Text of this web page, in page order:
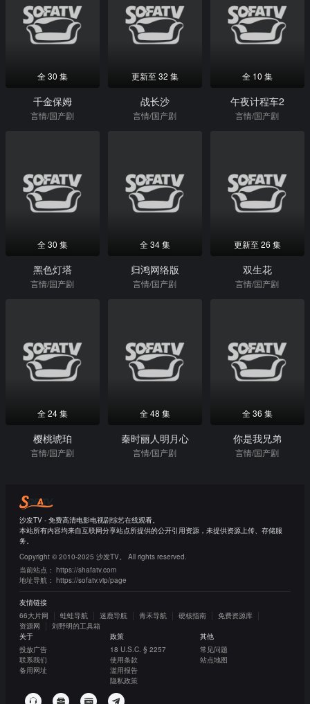
全 30 集
千金保姆
言情/国产剧
更新至 32 集
战长沙
言情/国产剧
全 10 集
午夜计程车2
言情/国产剧
全 30 集
黑色灯塔
言情/国产剧
全 34 集
归鸿网络版
言情/国产剧
更新至 26 集
双生花
言情/国产剧
全 24 集
樱桃琥珀
言情/国产剧
全 48 集
秦时丽人明月心
言情/国产剧
全 36 集
你是我兄弟
言情/国产剧
沙发TV - 免费高清电影电视剧综艺在线观看。
本站所有内容均来自互联网分享站点所提供的公开引用资源，未提供资源上传、存储服
务。
Copyright © 2010-2025 沙发TV。 All rights reserved.
当前站点： https://shafatv.com
地址导航： https://sofatv.vip/page
友情链接
66大片网
蛙蛙导航 迷鹿导航 青禾导航 硬核指南
免费资源库
资源网
刘野明的工具箱
关于
投放广告
联系我们
备用网址
政策
18 U.S.C. § 2257
使用条款
滥用报告
隐私政策
其他
常见问题
站点地图